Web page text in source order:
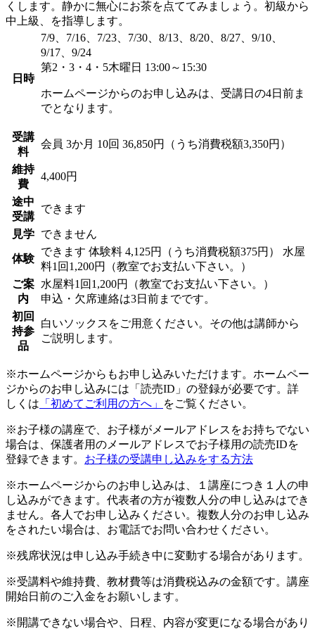
くします。静かに無心にお茶を点ててみましょう。初級から
中上級、を指導します。
日時
7/9、7/16、7/23、7/30、8/13、8/20、8/27、9/10、
9/17、9/24
第2・3・4・5木曜日 13:00～15:30
ホームページからのお申し込みは、受講日の4日前ま
でとなります。
受講
料
会員 3か月 10回 36,850円（うち消費税額3,350円）
維持
費
4,400円
途中
受講
できます
見学 できません
体験
できます 体験料 4,125円（うち消費税額375円） 水屋
料1回1,200円（教室でお支払い下さい。）
ご案
内
水屋料1回1,200円（教室でお支払い下さい。）
申込・欠席連絡は3日前までです。
初回
持参
品
白いソックスをご用意ください。その他は講師から
ご説明します。
※ホームページからもお申し込みいただけます。ホームペー
ジからのお申し込みには「読売ID」の登録が必要です。詳
しくは 「初めてご利用の方へ」 をご覧ください。
※お子様の講座で、お子様がメールアドレスをお持ちでない
場合は、保護者用のメールアドレスでお子様用の読売IDを
登録できます。 お子様の受講申し込みをする方法
※ホームページからのお申し込みは、１講座につき１人の申
し込みができます。代表者の方が複数人分の申し込みはでき
ません。各人でお申し込みください。複数人分のお申し込み
をされたい場合は、お電話でお問い合わせください。
※残席状況は申し込み手続き中に変動する場合があります。
※受講料や維持費、教材費等は消費税込みの金額です。講座
開始日前のご入金をお願いします。
※開講できない場合や、日程、内容が変更になる場合があり